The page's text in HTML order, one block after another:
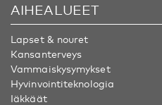
AIHEALUEET
Lapset & nouret
Kansanterveys
Vammaiskysymykset
Hyvinvointiteknologia
Iäkkäät